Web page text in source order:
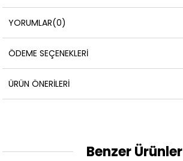
YORUMLAR(0)
ÖDEME SEÇENEKLERI
ÜRÜN ÖNERILERI
Benzer Ürünler